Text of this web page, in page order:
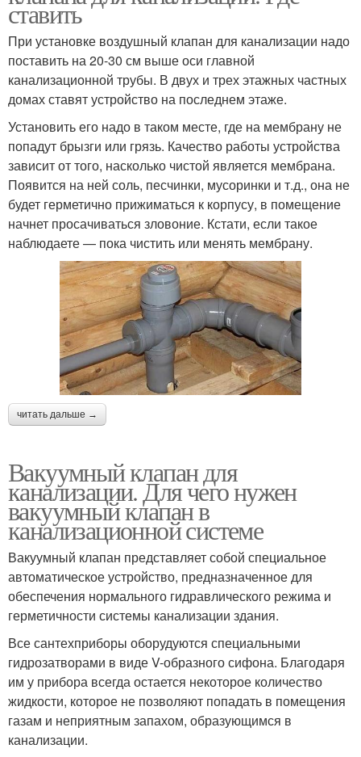
ставить
При установке воздушный клапан для канализации надо
поставить на 20-30 см выше оси главной
канализационной трубы. В двух и трех этажных частных
домах ставят устройство на последнем этаже.
Установить его надо в таком месте, где на мембрану не
попадут брызги или грязь. Качество работы устройства
зависит от того, насколько чистой является мембрана.
Появится на ней соль, песчинки, мусоринки и т.д., она не
будет герметично прижиматься к корпусу, в помещение
начнет просачиваться зловоние. Кстати, если такое
наблюдаете — пока чистить или менять мембрану.
читать дальше →
Вакуумный клапан для
канализации. Для чего нужен
вакуумный клапан в
канализационной системе
Вакуумный клапан представляет собой специальное
автоматическое устройство, предназначенное для
обеспечения нормального гидравлического режима и
герметичности системы канализации здания.
Все сантехприборы оборудуются специальными
гидрозатворами в виде V-образного сифона. Благодаря
им у прибора всегда остается некоторое количество
жидкости, которое не позволяют попадать в помещения
газам и неприятным запахом, образующимся в
канализации.